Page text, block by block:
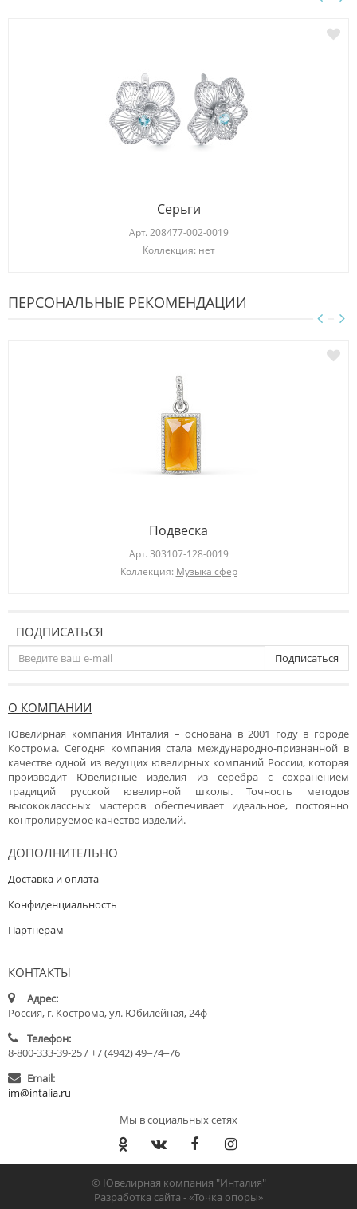
Серьги
Арт. 208477-002-0019
Коллекция: нет
ПЕРСОНАЛЬНЫЕ РЕКОМЕНДАЦИИ
Подвеска
Арт. 303107-128-0019
Коллекция: Музыка сфер
ПОДПИСАТЬСЯ
Подписаться
О КОМПАНИИ
Ювелирная компания Инталия – основана в 2001 году в городе
Кострома. Сегодня компания стала международно-признанной в
качестве одной из ведущих ювелирных компаний России, которая
производит Ювелирные изделия из серебра с сохранением
традиций русской ювелирной школы. Точность методов
высококлассных мастеров обеспечивает идеальное, постоянно
контролируемое качество изделий.
ДОПОЛНИТЕЛЬНО
Доставка и оплата
Конфиденциальность
Партнерам
КОНТАКТЫ
Адрес:
Россия, г. Кострома, ул. Юбилейная, 24ф
Телефон:
8-800-333-39-25 / +7 (4942) 49‒74‒76
Email:
im@intalia.ru
Мы в социальных сетях
© Ювелирная компания "Инталия"
Разработка сайта -«Точка опоры»